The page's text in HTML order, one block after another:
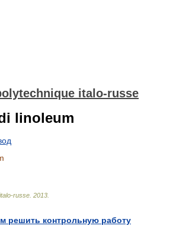
italo-russe
linoleum
russe 2013
решить контрольную работу